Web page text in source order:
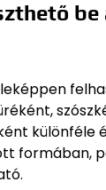
különféle
formában,